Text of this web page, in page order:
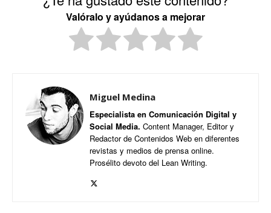
Valóralo y ayúdanos a mejorar
Miguel Medina
Especialista en Comunicación Digital y
Social Media. Content Manager, Editor y
Redactor de Contenidos Web en diferentes
revistas y medios de prensa online.
Prosélito devoto del Lean Writing.